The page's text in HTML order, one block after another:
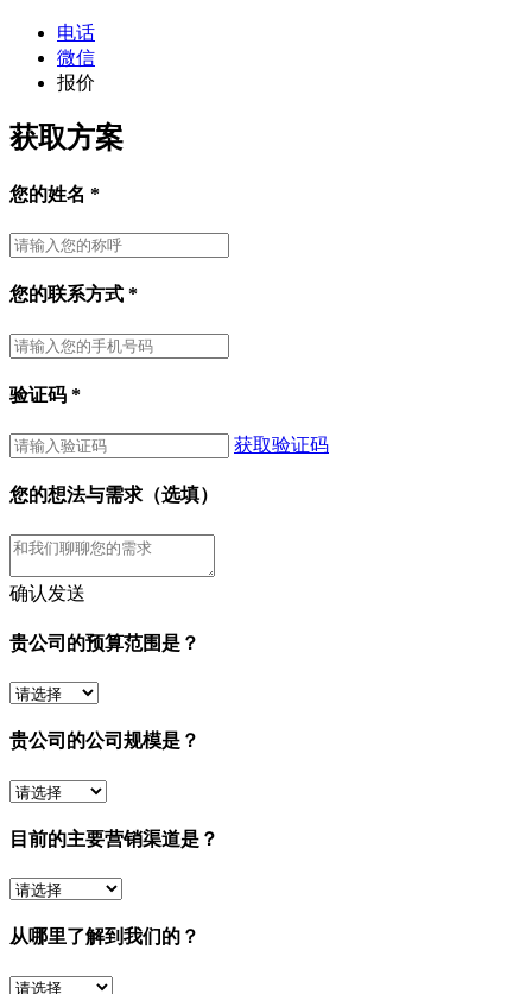
电话
微信
报价
获取方案
您的姓名 *
您的联系方式 *
验证码 *
获取验证码
您的想法与需求（选填）
确认发送
贵公司的预算范围是？
贵公司的公司规模是？
目前的主要营销渠道是？
从哪里了解到我们的？